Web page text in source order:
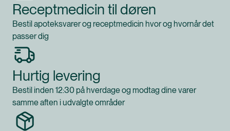
Receptmedicin til døren
Bestil apoteksvarer og receptmedicin hvor og hvornår det
passer dig
Hurtig levering
Bestil inden 12:30 på hverdage og modtag dine varer
samme aften i udvalgte områder